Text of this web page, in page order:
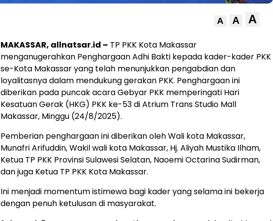
A A A
MAKASSAR, allnatsar.id – TP PKK Kota Makassar
menganugerahkan Penghargaan Adhi Bakti kepada kader-kader PKK
se-Kota Makassar yang telah menunjukkan pengabdian dan
loyalitasnya dalam mendukung gerakan PKK. Penghargaan ini
diberikan pada puncak acara Gebyar PKK memperingati Hari
Kesatuan Gerak (HKG) PKK ke-53 di Atrium Trans Studio Mall
Makassar, Minggu (24/8/2025).
Pemberian penghargaan ini diberikan oleh Wali kota Makassar,
Munafri Arifuddin, Wakil wali kota Makassar, Hj. Aliyah Mustika Ilham,
Ketua TP PKK Provinsi Sulawesi Selatan, Naoemi Octarina Sudirman,
dan juga Ketua TP PKK Kota Makassar.
Ini menjadi momentum istimewa bagi kader yang selama ini bekerja
dengan penuh ketulusan di masyarakat.